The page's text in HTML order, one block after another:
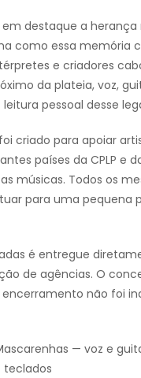
em destaque a herança
como essa memória
e criadores
da plateia, voz,
pessoal desse
criado para apoiar
países da CPLP e
músicas. Todos os
para uma pequena
é entregue
de agências. O
encerramento não foi
— voz e
teclados